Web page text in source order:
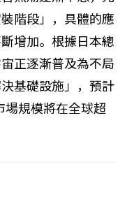
階段」，具體的應
增加。根據日本總
正逐漸普及為不局
基礎設施」，預計
規模將在全球超